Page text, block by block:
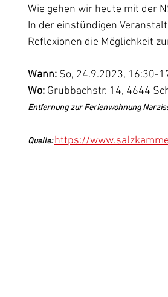
Wie gehen wir heute mit der
In der einstündigen
Reflexionen die Möglichkeit
Wann: So, 24.9.2023, 16:30-
Wo: Grubbachstr. 14, 4644
Entfernung zur Ferienwohnung
Quelle: https://